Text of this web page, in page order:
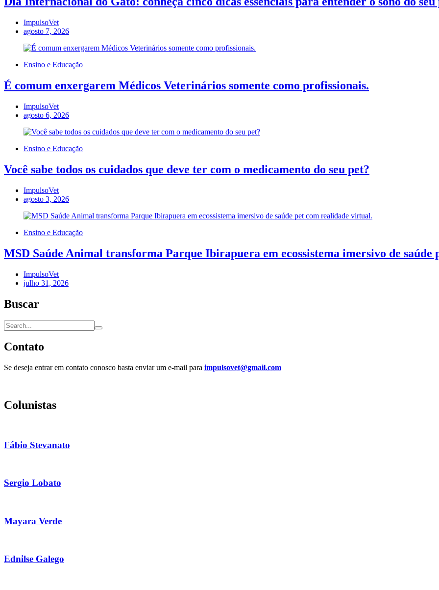
ImpulsoVet
agosto 7, 2026
Ensino e Educação
É comum enxergarem Médicos Veterinários somente como profissionais.
ImpulsoVet
agosto 6, 2026
Ensino e Educação
Você sabe todos os cuidados que deve ter com o medicamento do seu pet?
ImpulsoVet
agosto 3, 2026
Ensino e Educação
MSD Saúde Animal transforma Parque Ibirapuera em ecossistema imersivo de
ImpulsoVet
julho 31, 2026
Buscar
Contato
Se deseja entrar em contato conosco basta enviar um e-mail para impulsovet@gmail.com
Colunistas
Fábio Stevanato
Sergio Lobato
Mayara Verde
Ednilse Galego